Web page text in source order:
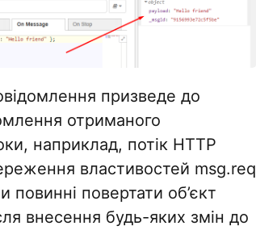
призведе до
отриманого
наприклад, потік HTTP
властивостей msg.req
повинні повертати об’єкт
внесення будь-яких змін до